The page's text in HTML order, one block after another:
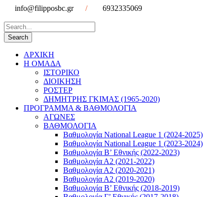
info@filipposbc.gr / 6932335069
ΑΡΧΙΚΗ
Η ΟΜΑΔΑ
ΙΣΤΟΡΙΚΟ
ΔΙΟΙΚΗΣΗ
ΡΟΣΤΕΡ
ΔΗΜΗΤΡΗΣ ΓΚΙΜΑΣ (1965-2020)
ΠΡΟΓΡΑΜΜΑ & ΒΑΘΜΟΛΟΓΙΑ
ΑΓΩΝΕΣ
ΒΑΘΜΟΛΟΓΙΑ
Βαθμολογία National League 1 (2024-2025)
Βαθμολογία National League 1 (2023-2024)
Βαθμολογία Β’ Εθνικής (2022-2023)
Βαθμολογία Α2 (2021-2022)
Βαθμολογία Α2 (2020-2021)
Βαθμολογία Α2 (2019-2020)
Βαθμολογία B’ Εθνικής (2018-2019)